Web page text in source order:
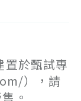
置於甄試專
），請
。